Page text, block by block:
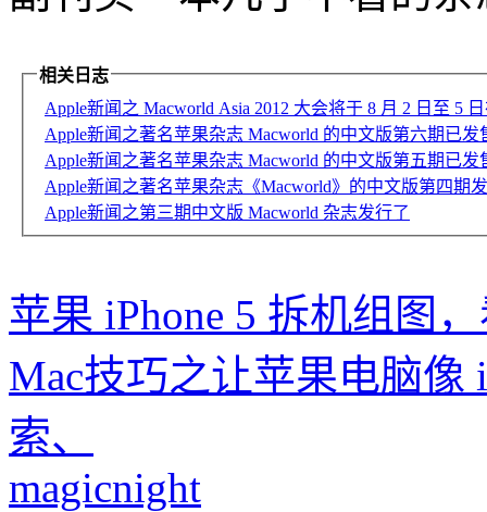
相关日志
Apple新闻之 Macworld Asia 2012 大会将于 8 月 2 日至 5
Apple新闻之著名苹果杂志 Macworld 的中文版第六期已发
Apple新闻之著名苹果杂志 Macworld 的中文版第五期已发
Apple新闻之著名苹果杂志《Macworld》的中文版第四期
Apple新闻之第三期中文版 Macworld 杂志发行了
苹果 iPhone 5 拆机组图
Mac技巧之让苹果电脑像
索、
magicnight